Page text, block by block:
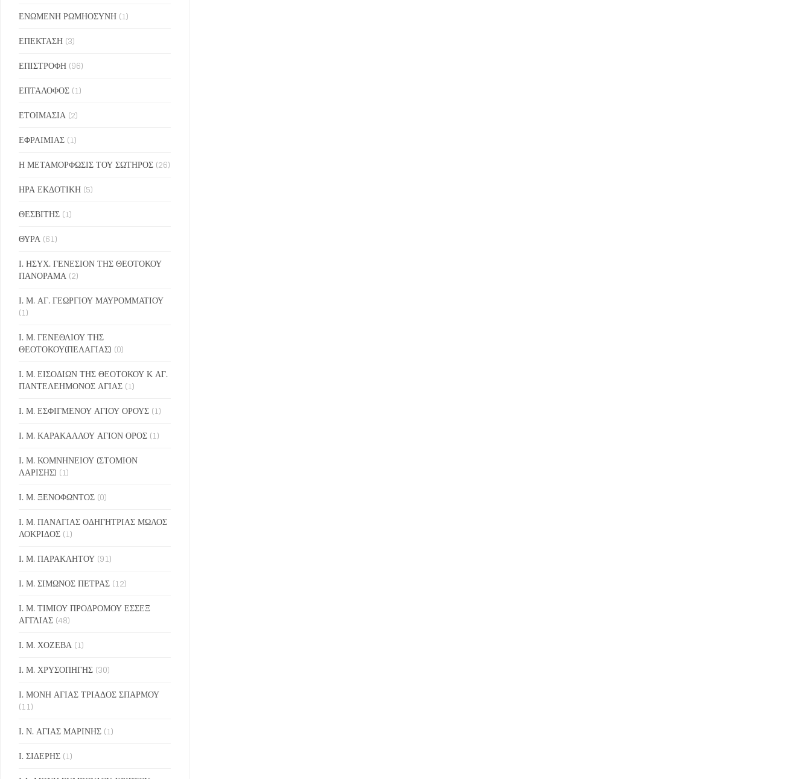
ΕΝΩΜΕΝΗ ΡΩΜΗΟΣΥΝΗ (1)
ΕΠΕΚΤΑΣΗ (3)
ΕΠΙΣΤΡΟΦΗ (96)
ΕΠΤΑΛΟΦΟΣ (1)
ΕΤΟΙΜΑΣΙΑ (2)
ΕΦΡΑΙΜΙΑΣ (1)
Η ΜΕΤΑΜΟΡΦΩΣΙΣ ΤΟΥ ΣΩΤΗΡΟΣ (26)
ΗΡΑ ΕΚΔΟΤΙΚΗ (5)
ΘΕΣΒΙΤΗΣ (1)
ΘΥΡΑ (61)
Ι. ΗΣΥΧ. ΓΕΝΕΣΙΟΝ ΤΗΣ ΘΕΟΤΟΚΟΥ
ΠΑΝΟΡΑΜΑ (2)
Ι. Μ. ΑΓ. ΓΕΩΡΓΙΟΥ ΜΑΥΡΟΜΜΑΤΙΟΥ
(1)
Ι. Μ. ΓΕΝΕΘΛΙΟΥ ΤΗΣ
ΘΕΟΤΟΚΟΥ(ΠΕΛΑΓΙΑΣ) (0)
Ι. Μ. ΕΙΣΟΔΙΩΝ ΤΗΣ ΘΕΟΤΟΚΟΥ Κ ΑΓ.
ΠΑΝΤΕΛΕΗΜΟΝΟΣ ΑΓΙΑΣ (1)
Ι. Μ. ΕΣΦΙΓΜΕΝΟΥ ΑΓΙΟΥ ΟΡΟΥΣ (1)
Ι. Μ. ΚΑΡΑΚΑΛΛΟΥ ΑΓΙΟΝ ΟΡΟΣ (1)
Ι. Μ. ΚΟΜΝΗΝΕΙΟΥ (ΣΤΟΜΙΟΝ
ΛΑΡΙΣΗΣ) (1)
Ι. Μ. ΞΕΝΟΦΩΝΤΟΣ (0)
Ι. Μ. ΠΑΝΑΓΙΑΣ ΟΔΗΓΗΤΡΙΑΣ ΜΩΛΟΣ
ΛΟΚΡΙΔΟΣ (1)
Ι. Μ. ΠΑΡΑΚΛΗΤΟΥ (91)
Ι. Μ. ΣΙΜΩΝΟΣ ΠΕΤΡΑΣ (12)
Ι. Μ. ΤΙΜΙΟΥ ΠΡΟΔΡΟΜΟΥ ΕΣΣΕΞ
ΑΓΓΛΙΑΣ (48)
Ι. Μ. ΧΟΖΕΒΑ (1)
Ι. Μ. ΧΡΥΣΟΠΗΓΗΣ (30)
Ι. ΜΟΝΗ ΑΓΙΑΣ ΤΡΙΑΔΟΣ ΣΠΑΡΜΟΥ
(11)
Ι. Ν. ΑΓΙΑΣ ΜΑΡΙΝΗΣ (1)
Ι. ΣΙΔΕΡΗΣ (1)